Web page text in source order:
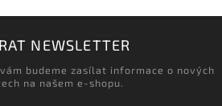
NEWSLETTER
budeme zasílat informace o nových
na našem e-shopu.